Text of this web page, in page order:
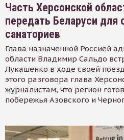
Часть Херсонской
передать Беларуси для
санаториев
Глава назначенной Россией
области Владимир Сальдо
Лукашенко в ходе своей
этого разговора глава
журналистам, что регион
побережья Азовского и